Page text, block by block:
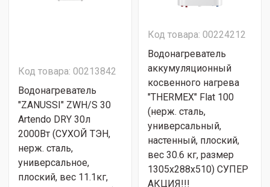
Код товара: 00213842
Водонагреватель
"ZANUSSI" ZWH/S 30
Artendo DRY 30л
2000Вт (СУХОЙ ТЭН,
нерж. сталь,
универсальное,
плоский, вес 11.1кг,
Код товара: 00224212
Водонагреватель
аккумуляционный
косвенного нагрева
"THERMEX" Flat 100
(нерж. сталь,
универсальный,
настенный, плоский,
вес 30.6 кг, размер
1305х288х510) СУПЕР
АКЦИЯ!!!